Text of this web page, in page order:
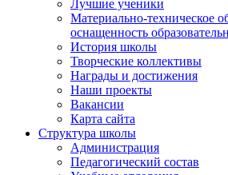
Лучшие ученики
Материально-техническое
оснащенность
История школы
Творческие коллективы
Награды и достижения
Наши проекты
Вакансии
Карта сайта
Структура школы
Администрация
Педагогический состав